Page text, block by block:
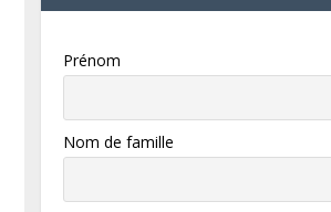
Prénom
Nom de famille